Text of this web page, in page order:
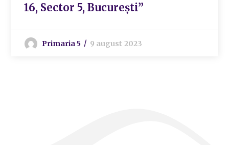
16, Sector 5, București”
Primaria 5 9 august 2023